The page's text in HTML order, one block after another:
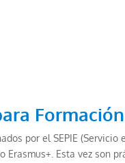
por el SEPIE
Erasmus+. Esta vez son